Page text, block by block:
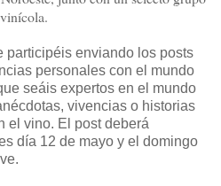
participéis enviando los posts
personales con el mundo
seáis expertos en el mundo
vivencias o historias
el vino. El post deberá
día 12 de mayo y el domingo